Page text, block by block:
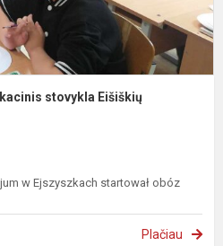
stovykla Eišiškių
w Ejszyszkach startował obóz
Plačiau